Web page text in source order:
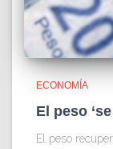
ECONOMÍA
El peso
El peso